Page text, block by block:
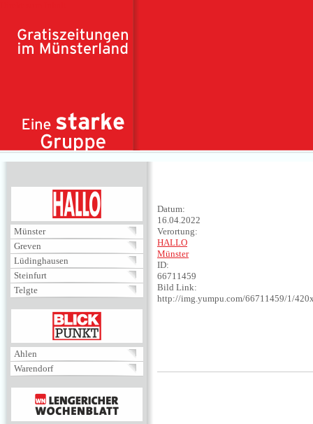
Münster
Greven
Lüdinghausen
Steinfurt
Telgte
BLICKPUNKT
Ahlen
Warendorf
MENÜ
Datum:
16.04.2022
Verortung:
HALLO
Münster
ID:
66711459
Bild Link:
http://img.yumpu.com/66711459/1/